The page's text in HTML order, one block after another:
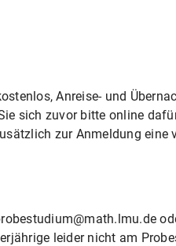
Anreise- und
sich zuvor bitte online
zur Anmeldung eine
leider nicht am